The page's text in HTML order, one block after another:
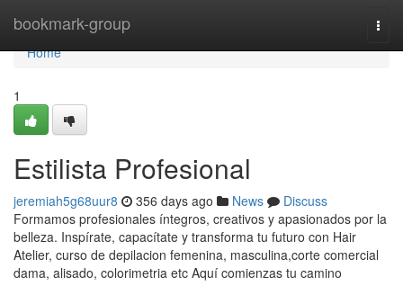
bookmark-group
Home
Home
1
Estilista Profesional
jeremiah5g68uur8 356 days ago News
Discuss
Formamos profesionales íntegros, creativos y apasionados por la
belleza. Inspírate, capacítate y transforma tu futuro con Hair
Atelier, curso de depilacion femenina, masculina,corte comercial
dama, alisado, colorimetria etc Aquí comienzas tu camino